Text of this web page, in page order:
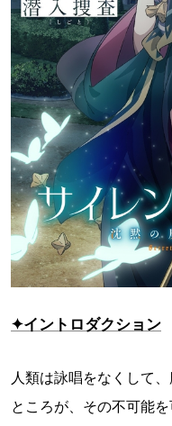
✦イントロダクション
人類は詠唱をなくして
ところが、その不可能